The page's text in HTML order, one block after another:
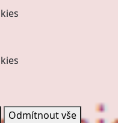
Odmítnout vše